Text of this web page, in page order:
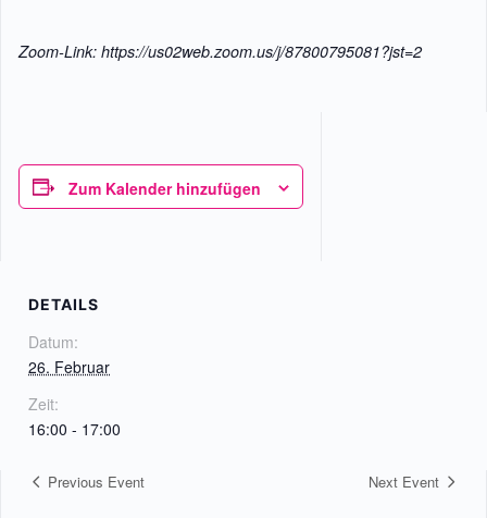
Zoom-Link: https://us02web.zoom.us/j/87800795081?jst=2
Zum Kalender hinzufügen
DETAILS
Datum:
26. Februar
Zeit:
16:00 - 17:00
Previous Event Next Event